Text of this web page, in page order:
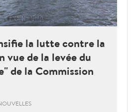
la lutte contre la
vue de la levée du
de la Commission